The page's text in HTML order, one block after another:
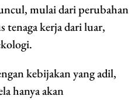
mulai dari perubahan
tenaga kerja dari luar,
kebijakan yang adil,
hanya akan